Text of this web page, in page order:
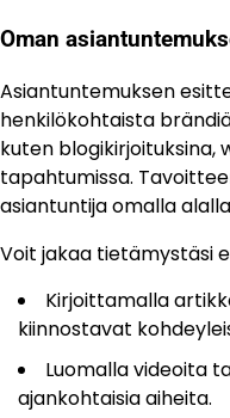
Oman
Asiantuntemuksen
henkilökohtaista
kuten blogikirjoituksina,
tapahtumissa.
asiantuntija omalla
Voit jakaa tietämystäsi
Kirjoittamalla
kiinnostavat
Luomalla videoita
ajankohtaisia aiheita.